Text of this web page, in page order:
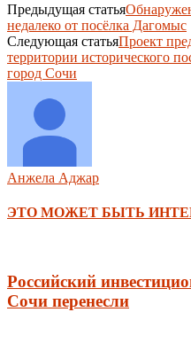
Предыдущая статья
недалеко от посёлка Дагомыс
Следующая статьяПроект
территории исторического
город Сочи
Анжела Аджар
ЭТО МОЖЕТ БЫТЬ
Российский
Сочи перенесли